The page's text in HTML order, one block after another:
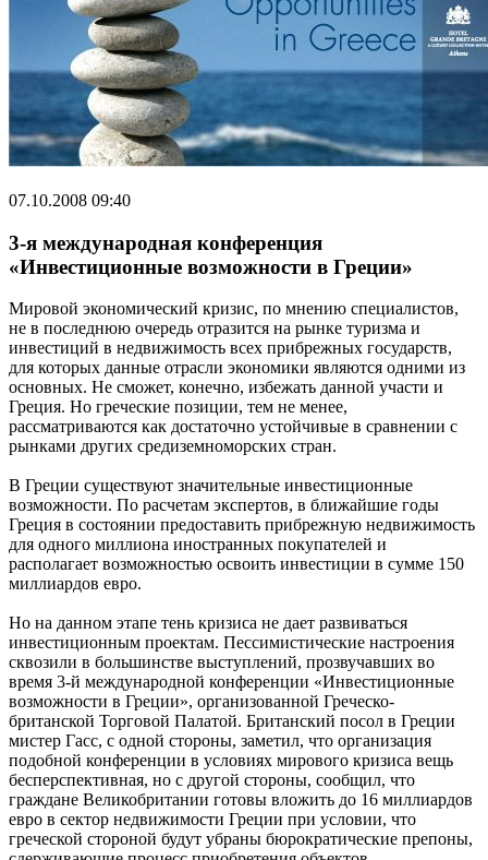
07.10.2008 09:40
3-я международная конференция
«Инвестиционные возможности в Греции»
Мировой экономический кризис, по мнению специалистов,
не в последнюю очередь отразится на рынке туризма и
инвестиций в недвижимость всех прибрежных государств,
для которых данные отрасли экономики являются одними из
основных. Не сможет, конечно, избежать данной участи и
Греция. Но греческие позиции, тем не менее,
рассматриваются как достаточно устойчивые в сравнении с
рынками других средиземноморских стран.
В Греции существуют значительные инвестиционные
возможности. По расчетам экспертов, в ближайшие годы
Греция в состоянии предоставить прибрежную недвижимость
для одного миллиона иностранных покупателей и
располагает возможностью освоить инвестиции в сумме 150
миллиардов евро.
Но на данном этапе тень кризиса не дает развиваться
инвестиционным проектам. Пессимистические настроения
сквозили в большинстве выступлений, прозвучавших во
время 3-й международной конференции «Инвестиционные
возможности в Греции», организованной Греческо-
британской Торговой Палатой. Британский посол в Греции
мистер Гасс, с одной стороны, заметил, что организация
подобной конференции в условиях мирового кризиса вещь
бесперспективная, но с другой стороны, сообщил, что
граждане Великобритании готовы вложить до 16 миллиардов
евро в сектор недвижимости Греции при условии, что
греческой стороной будут убраны бюрократические препоны,